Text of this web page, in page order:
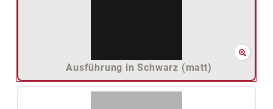
Ausführung in Schwarz (matt)